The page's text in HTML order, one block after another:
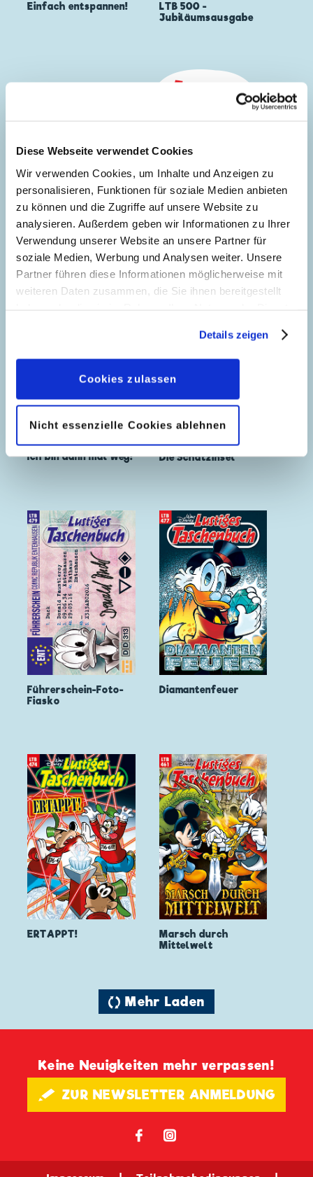
Diese Webseite verwendet Cookies
Wir verwenden Cookies, um Inhalte und Anzeigen zu
personalisieren, Funktionen für soziale Medien anbieten
zu können und die Zugriffe auf unsere Website zu
analysieren. Außerdem geben wir Informationen zu Ihrer
Verwendung unserer Website an unsere Partner für
soziale Medien, Werbung und Analysen weiter. Unsere
Partner führen diese Informationen möglicherweise mit
weiteren Daten zusammen, die Sie ihnen bereitgestellt
geben, können Sie diese jederzeit in der
Datenschutzerklärungwieder widerrufen.
Details zeigen
Cookies zulassen
Nicht essenzielle Cookies ablehnen
Einfach entspannen!
LTB 500 -
Jubiläumsausgabe
Ich bin dann mal weg! Die Schatzinsel
Führerschein-Foto-
Fiasko
Diamantenfeuer
ERTAPPT!
Marsch durch
Mittelwelt
🔄 Mehr Laden
Keine Neuigkeiten mehr verpassen!
🖋 ZUR NEWSLETTER ANMELDUNG
𝖿 📷